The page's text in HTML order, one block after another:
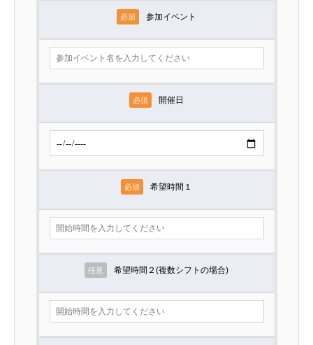
必須 参加イベント
必須 開催日
必須 希望時間１
任意 希望時間２(複数シフトの場合)